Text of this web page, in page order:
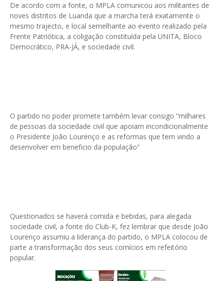
De acordo com a fonte, o MPLA comunicou aos militantes de
noves distritos de Luanda que a marcha terá exatamente o
mesmo trajecto, e local semelhante ao evento realizado pela
Frente Patriótica, a coligação constituída pela UNITA, Bloco
Democrático, PRA-JÁ, e sociedade civil.
O partido no poder promete também levar consigo “milhares
de pessoas da sociedade civil que apoiam incondicionalmente
o Presidente João Lourenço e as reformas que tem vindo a
desenvolver em beneficio da população”
Questionados se haverá comida e bebidas, para alegada
sociedade civil, a fonte do Club-K, fez lembrar que desde João
Lourenço assumiu a liderança do partido, o MPLA colocou de
parte a transformação dos seus comícios em refeitório
popular.